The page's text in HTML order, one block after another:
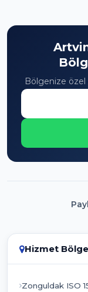
Bölgenize
Hizmet
Zonguldak ISO